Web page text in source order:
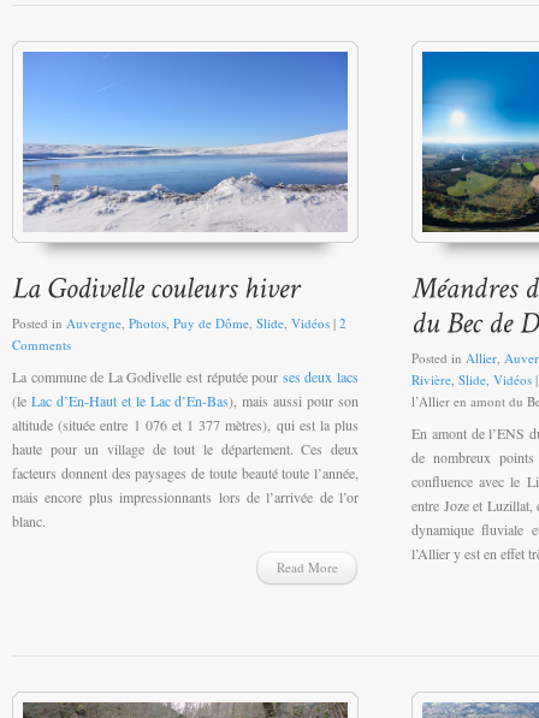
Posted in Auvergne, Photos, Puy de Dôme, Slide, Vidéos | 2
Comments
La commune de La Godivelle est réputée pour ses deux lacs
(le Lac d’En-Haut et le Lac d’En-Bas), mais aussi pour son
altitude (située entre 1 076 et 1 377 mètres), qui est la plus
haute pour un village de tout le département. Ces deux
facteurs donnent des paysages de toute beauté toute l’année,
mais encore plus impressionnants lors de l’arrivée de l’or
blanc.
Read More
Posted in Allier
Rivière Slide Vidéos
l’Allier en amont du
En amont de l’ENS
de nombreux points
confluence avec le
entre Joze et Luzillat,
dynamique fluviale
l’Allier y est en effet